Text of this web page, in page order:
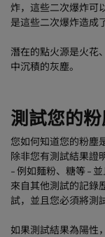
炸，這些二次爆炸可
是這些二次爆炸造成
潛在的點火源是火花
中沉積的灰塵。
測試您的
您如何知道您的粉塵
除非您有測試結果證
- 例如麵粉、糖等 -
來自其他測試的記錄
試，並且您必須將測
如果測試結果為陽性